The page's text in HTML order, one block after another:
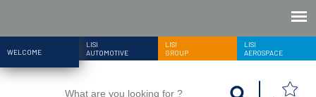
WELCOME
LISI
AUTOMOTIVE
LISI
GROUP
LISI
AEROSPACE